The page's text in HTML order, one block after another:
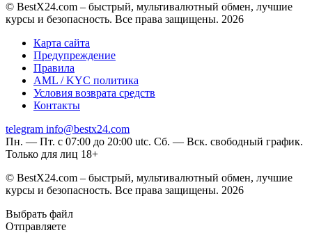
© BestX24.com – быстрый, мультивалютный обмен, лучшие
курсы и безопасность. Все права защищены. 2026
Карта сайта
Предупреждение
Правила
AML / KYC политика
Условия возврата средств
Контакты
telegram info@bestx24.com
Пн. — Пт. с 07:00 до 20:00 utc. Сб. — Вск. свободный график.
Только для лиц 18+
© BestX24.com – быстрый, мультивалютный обмен, лучшие
курсы и безопасность. Все права защищены. 2026
Выбрать файл
Отправляете